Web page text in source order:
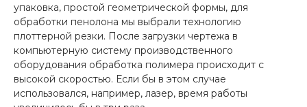
упаковка, простой геометрической формы, для
обработки пенолона мы выбрали технологию
плоттерной резки. После загрузки чертежа в
компьютерную систему производственного
оборудования обработка полимера происходит с
высокой скоростью. Если бы в этом случае
использовался, например, лазер, время работы